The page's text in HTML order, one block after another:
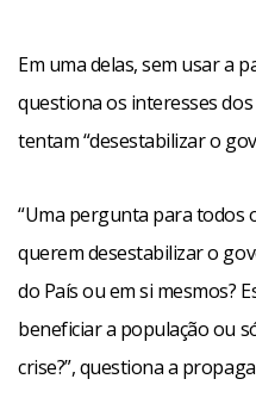
Em uma delas, sem usar a
questiona os interesses
tentam “desestabilizar o
“Uma pergunta para todos
querem desestabilizar o
do País ou em si mesmos?
beneficiar a população ou
crise?”, questiona a